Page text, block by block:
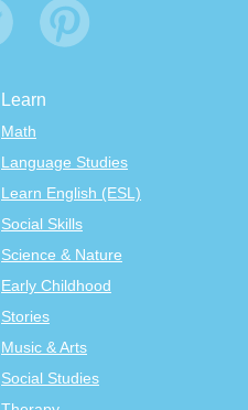
Learn
Math
Language Studies
Learn English (ESL)
Social Skills
Science & Nature
Early Childhood
Stories
Music & Arts
Social Studies